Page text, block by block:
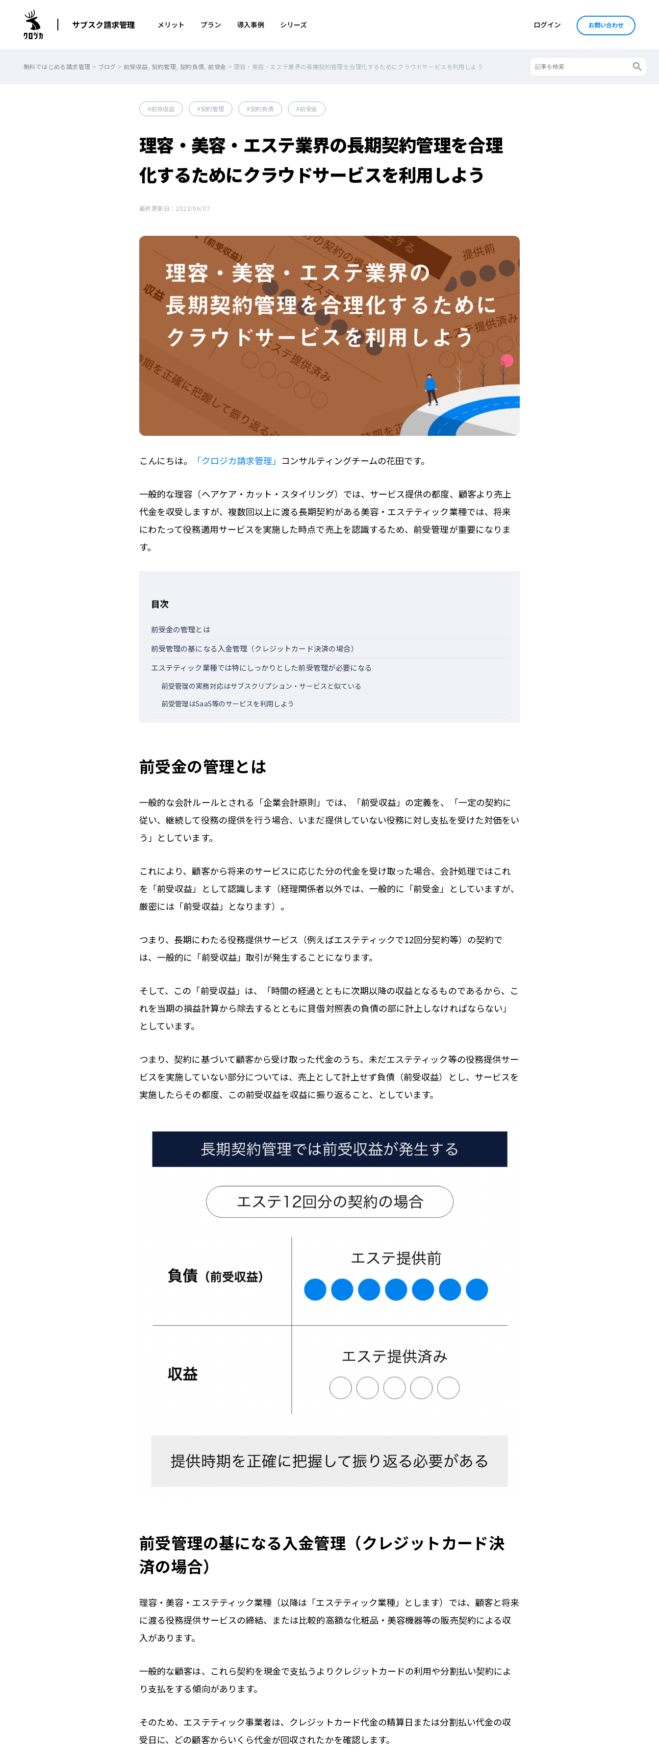
サブスク請求管理 メリット プラン 導入事例 シリーズ ログイン お問い合わせ
無料ではじめる請求管理 > ブログ > 前受収益, 契約管理, 契約負債, 前受金 > 理容・美容・エステ業界の長期契約管理を合理化するためにクラウドサービスを利用しよう
前受収益 契約管理 契約負債 前受金
理容・美容・エステ業界の長期契約管理を合理
化するためにクラウドサービスを利用しよう
最終更新日：2023/06/07
こんにちは。 「クロジカ請求管理」 コンサルティングチームの花田です。
一般的な理容（ヘアケア・カット・スタイリング）では、サービス提供の都度、顧客より売上
代金を収受しますが、複数回以上に渡る長期契約がある美容・エステティック業種では、将来
にわたって役務適用サービスを実施した時点で売上を認識するため、前受管理が重要になりま
す。
目次
前受金の管理とは
前受管理の基になる入金管理（クレジットカード決済の場合）
エステティック業種では特にしっかりとした前受管理が必要になる
前受管理の実務対応はサブスクリプション・サービスと似ている
前受管理はSaaS等のサービスを利用しよう
前受金の管理とは
一般的な会計ルールとされる「企業会計原則」では、「前受収益」の定義を、「一定の契約に
従い、継続して役務の提供を行う場合、いまだ提供していない役務に対し支払を受けた対価をい
う」としています。
これにより、顧客から将来のサービスに応じた分の代金を受け取った場合、会計処理ではこれ
を「前受収益」として認識します（経理関係者以外では、一般的に「前受金」としていますが、
厳密には「前受収益」となります）。
つまり、長期にわたる役務提供サービス（例えばエステティックで12回分契約等）の契約で
は、一般的に「前受収益」取引が発生することになります。
そして、この「前受収益」は、「時間の経過とともに次期以降の収益となるものであるから、こ
れを当期の損益計算から除去するとともに貸借対照表の負債の部に計上しなければならない」
としています。
つまり、契約に基づいて顧客から受け取った代金のうち、未だエステティック等の役務提供サー
ビスを実施していない部分については、売上として計上せず負債（前受収益）とし、サービスを
実施したらその都度、この前受収益を収益に振り返ること、としています。
前受管理の基になる入金管理（クレジットカード決
済の場合）
理容・美容・エステティック業種（以降は「エステティック業種」とします）では、顧客と将来
に渡る役務提供サービスの締結、または比較的高額な化粧品・美容機器等の販売契約による収
入があります。
一般的な顧客は、これら契約を現金で支払うよりクレジットカードの利用や分割払い契約によ
り支払をする傾向があります。
そのため、エステティック事業者は、クレジットカード代金の精算日または分割払い代金の収
受日に、どの顧客からいくら代金が回収されたかを確認します。